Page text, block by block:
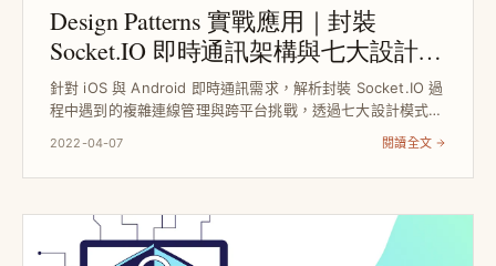
Design Patterns 實戰應用｜封裝
Socket.IO 即時通訊架構與七大設計模
式解析
針對 iOS 與 Android 即時通訊需求，解析封裝 Socket.IO 過
程中遇到的複雜連線管理與跨平台挑戰，透過七大設計模式優
2022-04-07 閱讀全文